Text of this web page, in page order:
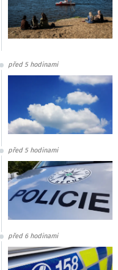
před 5 hodinami
před 5 hodinami
před 6 hodinami